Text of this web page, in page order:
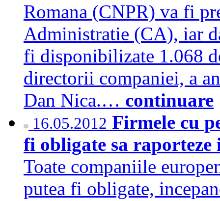
Romana (CNPR) va fi
Administratie (CA), iar
fi disponibilizate 1.068
directorii companiei, a
Dan Nica.… continuare
16.05.2012 Firmele cu
fi obligate sa raporteze
Toate companiile
putea fi obligate,